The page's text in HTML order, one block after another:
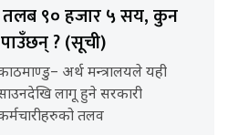
तलब ९० हजार ५ सय, कुन
? (सूची)
अर्थ मन्त्रालयले यही
लागू हुने सरकारी
तलव